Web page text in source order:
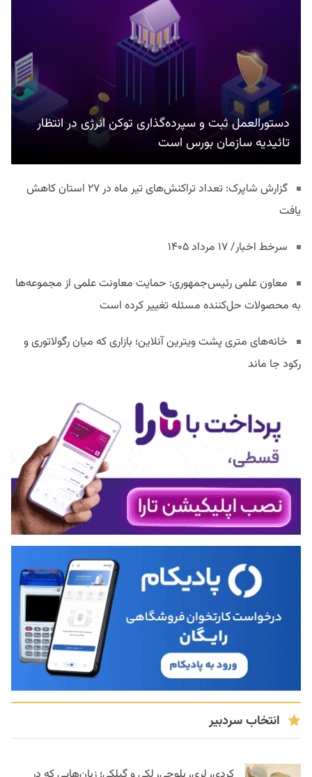
دستورالعمل ثبت و سپرده‌گذاری توکن انرژی در انتظار
تائیدیه سازمان بورس است
گزارش شاپرک: تعداد تراکنش‌های تیر ماه در ۲۷ استان‌ کاهش
یافت
سرخط اخبار/ ۱۷ مرداد ۱۴۰۵
معاون علمی رئیس‌جمهوری: حمایت معاونت علمی از مجموعه‌ها
به محصولات حل‌کننده مسئله تغییر کرده است
خانه‌های متری پشت ویترین آنلاین؛ بازاری که میان رگولاتوری و
رکود جا ماند
انتخاب سردبیر